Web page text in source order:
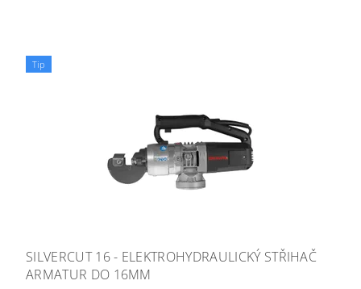
Tip
SILVERCUT 16 - ELEKTROHYDRAULICKÝ STŘIHAČ
ARMATUR DO 16MM